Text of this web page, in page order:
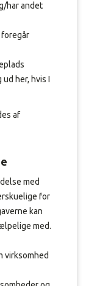
har andet
her, hvis I
af
med
for
kan
med.
virksomhed